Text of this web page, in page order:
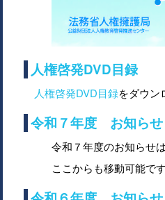
人権啓発DVD目録
人権啓発DVD目録をダウン
令和７年度 お知らせ
令和７年度のお知らせ
ここからも移動可能です